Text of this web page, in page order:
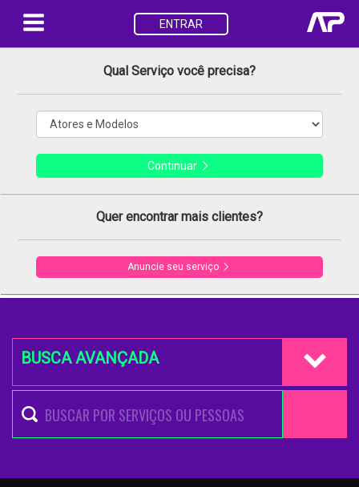
ENTRAR
Qual Serviço você precisa?
Continuar
Quer encontrar mais clientes?
Anuncie seu serviço
BUSCA AVANÇADA